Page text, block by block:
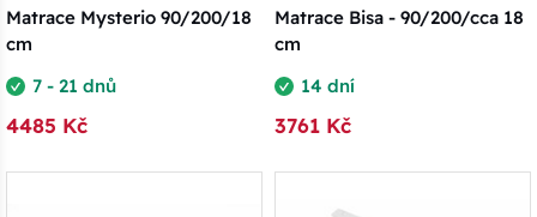
Matrace Mysterio 90/200/18
cm
7 - 21 dnů
4485 Kč
Matrace Bisa - 90/200/cca 18
cm
14 dní
3761 Kč